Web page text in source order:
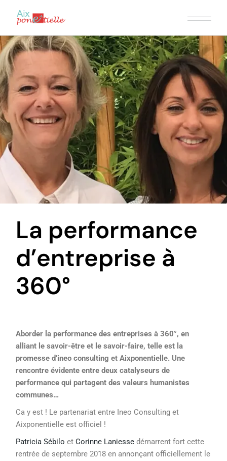
La performance
d’entreprise à
360°
Aborder la performance des entreprises à 360°, en
alliant le savoir-être et le savoir-faire, telle est la
promesse d’ineo consulting et Aixponentielle. Une
rencontre évidente entre deux catalyseurs de
performance qui partagent des valeurs humanistes
communes…
Ca y est ! Le partenariat entre Ineo Consulting et
Aixponentielle est officiel !
Patricia Sébilo etCorinne Laniesse démarrent fort cette
rentrée de septembre 2018 en annonçant officiellement le